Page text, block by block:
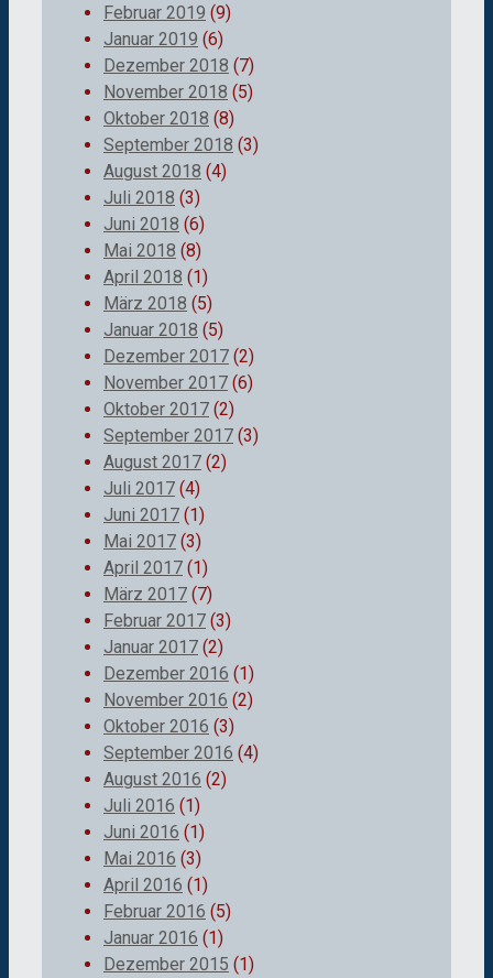
Februar 2019 (9)
Januar 2019 (6)
Dezember 2018 (7)
November 2018 (5)
Oktober 2018 (8)
September 2018 (3)
August 2018 (4)
Juli 2018 (3)
Juni 2018 (6)
Mai 2018 (8)
April 2018 (1)
März 2018 (5)
Januar 2018 (5)
Dezember 2017 (2)
November 2017 (6)
Oktober 2017 (2)
September 2017 (3)
August 2017 (2)
Juli 2017 (4)
Juni 2017 (1)
Mai 2017 (3)
April 2017 (1)
März 2017 (7)
Februar 2017 (3)
Januar 2017 (2)
Dezember 2016 (1)
November 2016 (2)
Oktober 2016 (3)
September 2016 (4)
August 2016 (2)
Juli 2016 (1)
Juni 2016 (1)
Mai 2016 (3)
April 2016 (1)
Februar 2016 (5)
Januar 2016 (1)
Dezember 2015 (1)